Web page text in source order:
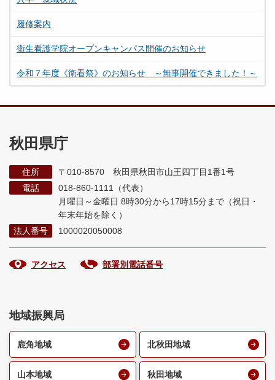
履修案内
衛生看護学院オープンキャンパス開催のお知らせ
令和７年度《衛看祭》のお知らせ ～無事開催できました！～
秋田県庁
住所
〒010-8570 秋田県秋田市山王四丁目1番1号
電話
018-860-1111（代表）
月曜日～金曜日 8時30分から17時15分まで （祝日・
年末年始を除く）
法人番号
1000020050008
アクセス 部署別電話番号
地域振興局
鹿角地域 北秋田地域
山本地域 秋田地域